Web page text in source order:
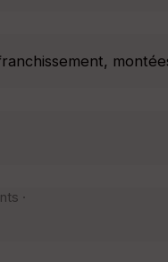
·